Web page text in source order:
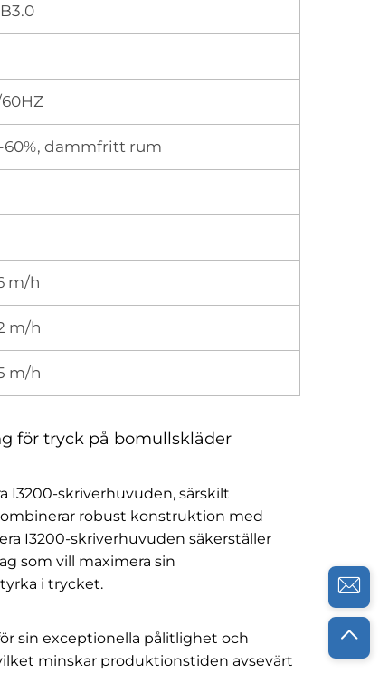
60%, dammfritt rum
m/h
m/h
m/h
för tryck på bomullskläder
I3200-skriverhuvuden, särskilt
robust konstruktion med
I3200-skriverhuvuden säkerställer
som vill maximera sin
i trycket.
sin exceptionella pålitlighet och
minskar produktionstiden avsevärt